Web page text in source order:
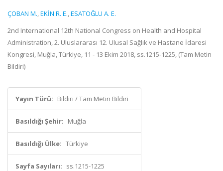
ÇOBAN M.,EKİN R. E.,ESATOĞLU A. E.
2nd International 12th National Congress on Health and Hospital
Administration, 2. Uluslararası 12. Ulusal Sağlık ve Hastane İdaresi
Kongresi, Muğla, Türkiye, 11 - 13 Ekim 2018, ss.1215-1225, (Tam Metin
Bildiri)
Yayın Türü: Bildiri / Tam Metin Bildiri
Basıldığı Şehir: Muğla
Basıldığı Ülke: Türkiye
Sayfa Sayıları: ss.1215-1225